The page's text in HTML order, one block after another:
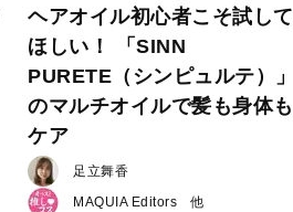
ヘアオイル初心者こそ試して
ほしい！ 「SINN
PURETE（シンピュルテ）」
のマルチオイルで髪も身体も
ケア
足立舞香
MAQUIA Editors